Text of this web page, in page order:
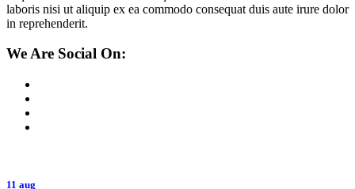
laboris nisi ut aliquip ex ea commodo consequat duis aute irure dolor
in reprehenderit.
We Are Social On:
11 aug